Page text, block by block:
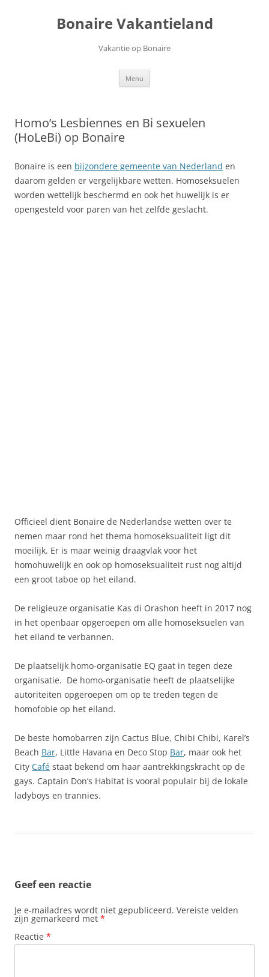
Bonaire Vakantieland
Vakantie op Bonaire
Menu
Homo’s Lesbiennes en Bi sexuelen
(HoLeBi) op Bonaire
Bonaire is een bijzondere gemeente van Nederland en
daarom gelden er vergelijkbare wetten. Homoseksuelen
worden wettelijk beschermd en ook het huwelijk is er
opengesteld voor paren van het zelfde geslacht.
Officieel dient Bonaire de Nederlandse wetten over te
nemen maar rond het thema homoseksualiteit ligt dit
moeilijk. Er is maar weinig draagvlak voor het
homohuwelijk en ook op homoseksualiteit rust nog altijd
een groot taboe op het eiland.
De religieuze organisatie Kas di Orashon heeft in 2017 nog
in het openbaar opgeroepen om alle homoseksuelen van
het eiland te verbannen.
De plaatselijk homo-organisatie EQ gaat in tegen deze
organisatie. De homo-organisatie heeft de plaatselijke
autoriteiten opgeroepen om op te treden tegen de
homofobie op het eiland.
De beste homobarren zijn Cactus Blue, Chibi Chibi, Karel’s
Beach Bar, Little Havana en Deco Stop Bar, maar ook het
City Café staat bekend om haar aantrekkingskracht op de
gays. Captain Don’s Habitat is vooral populair bij de lokale
ladyboys en trannies.
Geef een reactie
Je e-mailadres wordt niet gepubliceerd. Vereiste velden
zijn gemarkeerd met *
Reactie *